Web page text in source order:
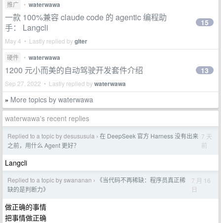
推广 • waterwawa
一款 100%兼容 claude code 的 agentic 编程助
手： Langcli
May 4 • Lastly replied bygiter
15
硬件 • waterwawa
1200 元小而美的自动驾驶开发套件介绍
Sep 27, 2022 • Lastly replied bywaterwawa
13
» More topics by waterwawa
waterwawa's recent replies
Replied to a topic by desususula › 在 DeepSeek 官方 Harness 没有出来
之前，用什么 Agent 更好？
7 天
前
Langcli
Replied to a topic by swananan ›
《当代码不再稀缺：程序员真正稀
缺的是判断力》
7 月 16
日
做正确的事情
把事情做正确